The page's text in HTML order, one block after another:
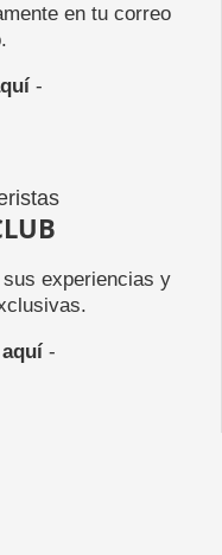
en tu correo
-
experiencias y
-